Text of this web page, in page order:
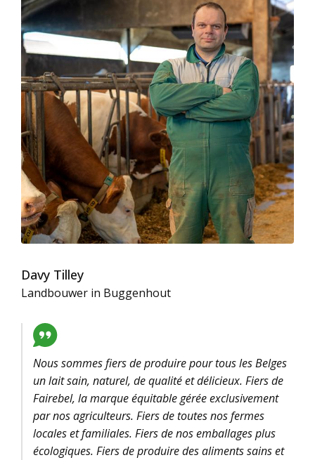
Davy Tilley
Landbouwer in Buggenhout
Nous sommes fiers de produire pour tous les Belges
un lait sain, naturel, de qualité et délicieux. Fiers de
Fairebel, la marque équitable gérée exclusivement
par nos agriculteurs. Fiers de toutes nos fermes
locales et familiales. Fiers de nos emballages plus
écologiques. Fiers de produire des aliments sains et